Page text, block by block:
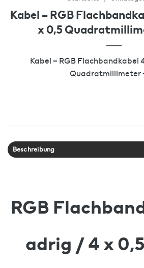
Kabel – RGB
x 0,5
Kabel – RGB Flachbandkabel
Quadratmillimeter
Beschreibung
RGB
adrig / 4 x